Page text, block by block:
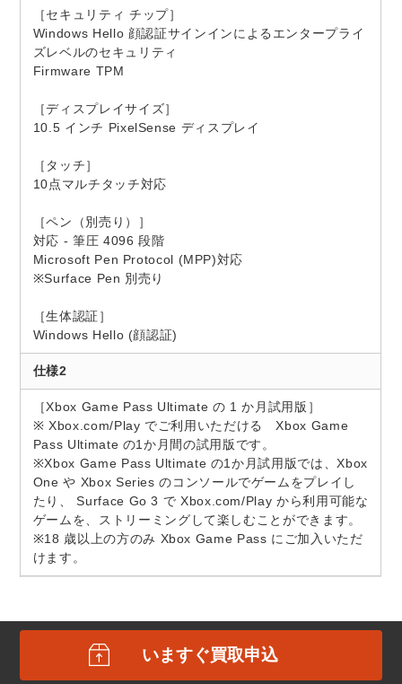
［セキュリティ チップ］
Windows Hello 顔認証サインインによるエンタープライ
ズレベルのセキュリティ
Firmware TPM
［ディスプレイサイズ］
10.5 インチ PixelSense ディスプレイ
［タッチ］
10点マルチタッチ対応
［ペン（別売り）］
対応 - 筆圧 4096 段階
Microsoft Pen Protocol (MPP)対応
※Surface Pen 別売り
［生体認証］
Windows Hello (顔認証)
仕様2
［Xbox Game Pass Ultimate の 1 か月試用版］
※ Xbox.com/Play でご利用いただける Xbox Game
Pass Ultimate の1か月間の試用版です。
※Xbox Game Pass Ultimate の1か月試用版では、Xbox
One や Xbox Series のコンソールでゲームをプレイし
たり、 Surface Go 3 で Xbox.com/Play から利用可能な
ゲームを、ストリーミングして楽しむことができます。
※18 歳以上の方のみ Xbox Game Pass にご加入いただ
けます。